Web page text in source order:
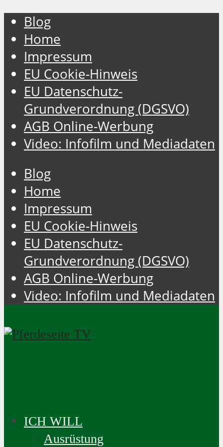
Blog
Home
Impressum
EU Cookie-Hinweis
EU Datenschutz-
Grundverordnung (DGSVO)
AGB Online-Werbung
Video: Infofilm und Mediadaten
Blog
Home
Impressum
EU Cookie-Hinweis
EU Datenschutz-
Grundverordnung (DGSVO)
AGB Online-Werbung
Video: Infofilm und Mediadaten
ICH WILL
Ausrüstung